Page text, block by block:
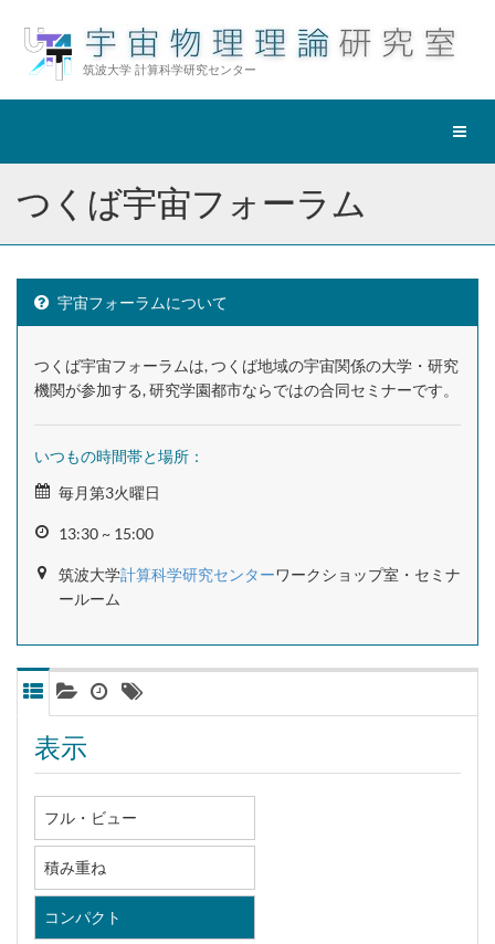
筑波大学 計算科学研究センター
ナ
ョ
ン
替
つくば宇宙フォーラム
宇宙フォーラムについて
つくば宇宙フォーラムは, つくば地域の宇宙関係の大学・研究
機関が参加する, 研究学園都市ならではの合同セミナーです。
いつもの時間帯と場所：
毎月第3火曜日
13:30 ~ 15:00
筑波大学計算科学研究センターワークショップ室・セミナ
ールーム
表示
フル・ビュー
積み重ね
コンパクト